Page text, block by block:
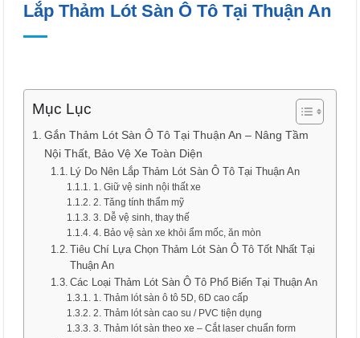
Lắp Thảm Lót Sàn Ô Tô Tại Thuận An
Mục Lục
Gắn Thảm Lót Sàn Ô Tô Tại Thuận An – Nâng Tầm
Nội Thất, Bảo Vệ Xe Toàn Diện
Lý Do Nên Lắp Thảm Lót Sàn Ô Tô Tại Thuận An
1. Giữ vệ sinh nội thất xe
2. Tăng tính thẩm mỹ
3. Dễ vệ sinh, thay thế
4. Bảo vệ sàn xe khỏi ẩm mốc, ăn mòn
Tiêu Chí Lựa Chọn Thảm Lót Sàn Ô Tô Tốt Nhất Tại
Thuận An
Các Loại Thảm Lót Sàn Ô Tô Phổ Biến Tại Thuận An
1. Thảm lót sàn ô tô 5D, 6D cao cấp
2. Thảm lót sàn cao su / PVC tiện dụng
3. Thảm lót sàn theo xe – Cắt laser chuẩn form